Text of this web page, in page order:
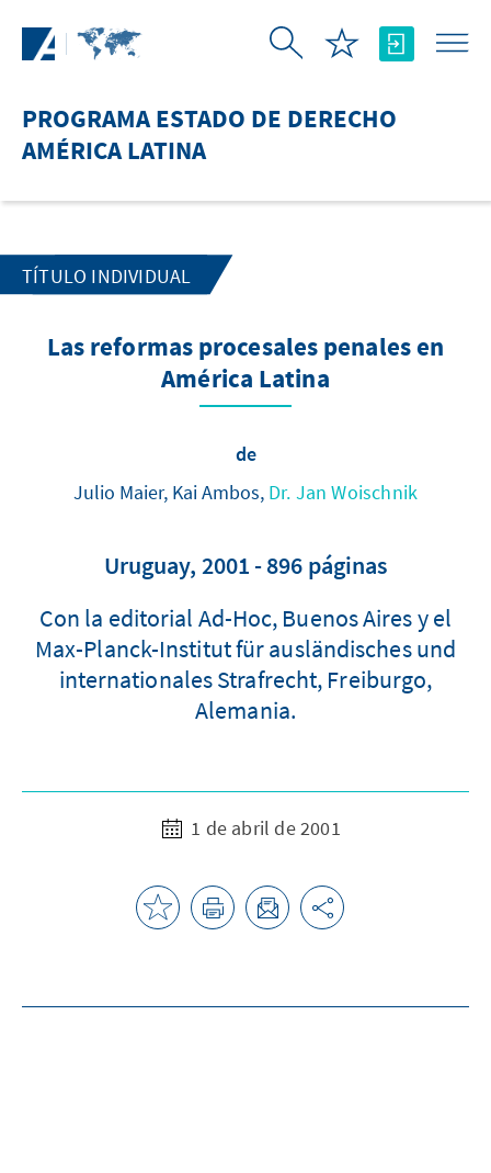
PROGRAMA ESTADO DE DERECHO
AMÉRICA LATINA
TÍTULO INDIVIDUAL
Las reformas procesales penales en
América Latina
de
Julio Maier, Kai Ambos, Dr. Jan Woischnik
Uruguay, 2001 - 896 páginas
Con la editorial Ad-Hoc, Buenos Aires y el
Max-Planck-Institut für ausländisches und
internationales Strafrecht, Freiburgo,
Alemania.
1 de abril de 2001